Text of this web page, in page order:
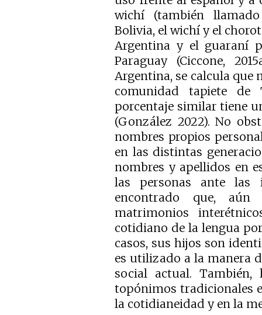
wichí (también
Bolivia, el wichí y el
Argentina y el guaraní
Paraguay (Ciccone,
Argentina, se calcula que
comunidad tapiete
porcentaje similar tiene
(González 2022). No
nombres propios
en las distintas
nombres y apellidos en
las personas ante las
encontrado que,
matrimonios
cotidiano de la lengua
casos, sus hijos son
es utilizado a la manera
social actual.
topónimos tradicionales
la cotidianeidad y en la